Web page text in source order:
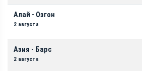
Алай - Озгон
2 августа
Азия - Барс
2 августа